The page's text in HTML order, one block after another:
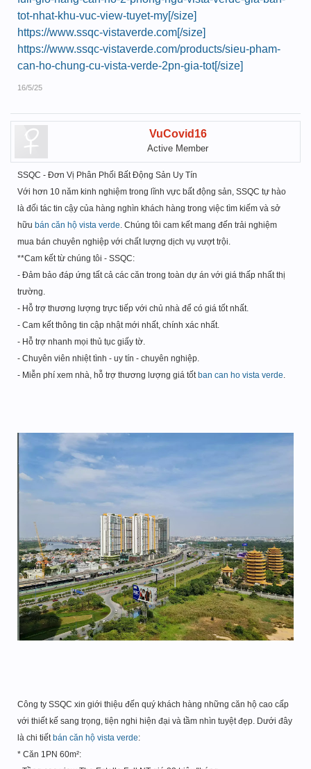
tot-nhat-khu-vuc-view-tuyet-my[/size]
https://www.ssqc-vistaverde.com[/size]
https://www.ssqc-vistaverde.com/products/sieu-pham-
can-ho-chung-cu-vista-verde-2pn-gia-tot[/size]
16/5/25
VuCovid16
Active Member
SSQC - Đơn Vị Phân Phối Bất Động Sản Uy Tín
Với hơn 10 năm kinh nghiệm trong lĩnh vực bất động sản, SSQC tự hào
là đối tác tin cậy của hàng nghìn khách hàng trong việc tìm kiếm và sở
hữu bán căn hộ vista verde. Chúng tôi cam kết mang đến trải nghiệm
mua bán chuyên nghiệp với chất lượng dịch vụ vượt trội.
**Cam kết từ chúng tôi - SSQC:
- Đảm bảo đáp ứng tất cả các căn trong toàn dự án với giá thấp nhất thị
trường.
- Hỗ trợ thương lượng trực tiếp với chủ nhà để có giá tốt nhất.
- Cam kết thông tin cập nhật mới nhất, chính xác nhất.
- Hỗ trợ nhanh mọi thủ tục giấy tờ.
- Chuyên viên nhiệt tình - uy tín - chuyên nghiệp.
- Miễn phí xem nhà, hỗ trợ thương lượng giá tốt ban can ho vista verde.
Công ty SSQC xin giới thiệu đến quý khách hàng những căn hộ cao cấp
với thiết kế sang trọng, tiện nghi hiện đại và tầm nhìn tuyệt đẹp. Dưới đây
là chi tiết bán căn hộ vista verde:
* Căn 1PN 60m²: